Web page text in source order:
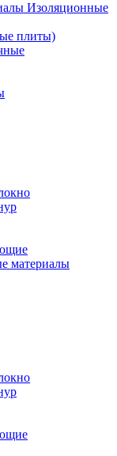
Изоляционные
плиты)
материалы